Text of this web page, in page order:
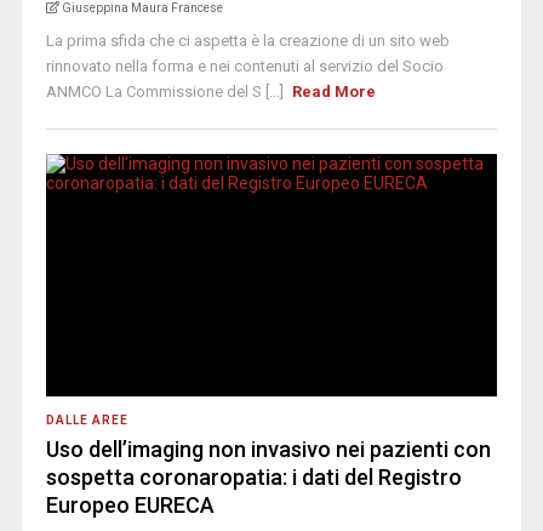
Giuseppina Maura Francese
La prima sfida che ci aspetta è la creazione di un sito web
rinnovato nella forma e nei contenuti al servizio del Socio
ANMCO La Commissione del S [...]
Read More
DALLE AREE
Uso dell’imaging non invasivo nei pazienti con
sospetta coronaropatia: i dati del Registro
Europeo EURECA